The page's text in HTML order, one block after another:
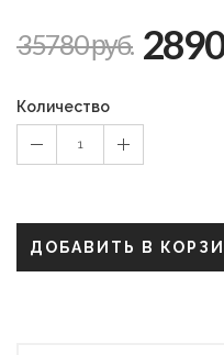
35780 руб.
Количество
1
ДОБАВИТЬ В